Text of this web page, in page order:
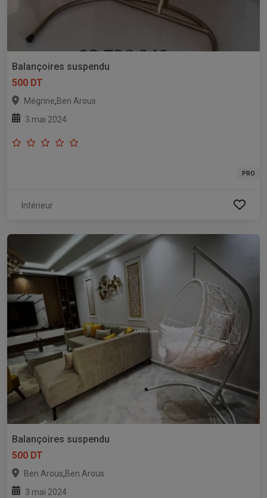
Balançoires suspendu
500 DT
Mégrine,Ben Arous
3 mai 2024
PRO
Intérieur
Balançoires suspendu
500 DT
Ben Arous,Ben Arous
3 mai 2024